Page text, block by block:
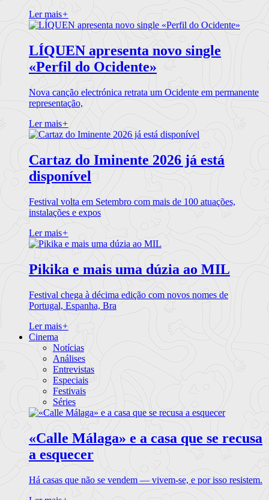
Ler mais+
LÍQUEN apresenta novo single
«Perfil do Ocidente»
Nova canção electrónica retrata um Ocidente em permanente
representação,
Ler mais+
Cartaz do Iminente 2026 já está
disponível
Festival volta em Setembro com mais de 100 atuações,
instalações e expos
Ler mais+
Pikika e mais uma dúzia ao MIL
Festival chega à décima edição com novos nomes de
Portugal, Espanha, Bra
Ler mais+
Cinema
Notícias
Análises
Entrevistas
Especiais
Festivais
Séries
«Calle Málaga» e a casa que se recusa
a esquecer
Há casas que não se vendem — vivem-se, e por isso resistem.